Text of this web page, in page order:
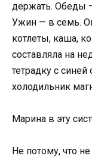
держать. Обеды
Ужин — в семь.
котлеты, каша,
составляла на
тетрадку с
холодильник
Марина в эту
Не потому, что